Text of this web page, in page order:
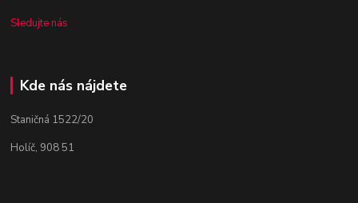
Sledujte nás
Kde nás nájdete
Staničná 1522/20
Holíč, 908 51